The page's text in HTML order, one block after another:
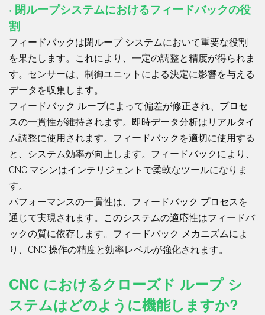
· 閉ループシステムにおけるフィードバックの役
割
フィードバックは閉ループ システムにおいて重要な役割
を果たします。これにより、一定の調整と精度が得られま
す。センサーは、制御ユニットによる決定に影響を与える
データを収集します。
フィードバック ループによって偏差が修正され、プロセ
スの一貫性が維持されます。即時データ分析はリアルタイ
ム調整に使用されます。フィードバックを適切に使用する
と、システム効率が向上します。フィードバックにより、
CNC マシンはインテリジェントで柔軟なツールになりま
す。
パフォーマンスの一貫性は、フィードバック プロセスを
通じて実現されます。このシステムの適応性はフィードバ
ックの質に依存します。フィードバック メカニズムによ
り、CNC 操作の精度と効率レベルが強化されます。
CNC におけるクローズド ループ シ
ステムはどのように機能しますか?